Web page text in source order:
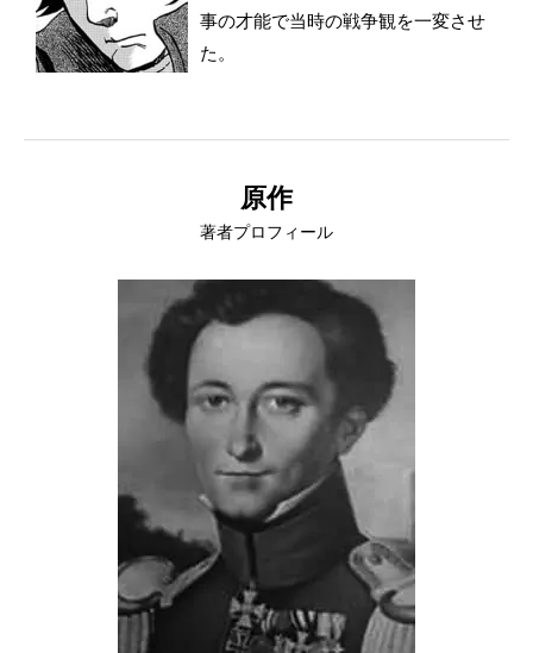
事の才能で当時の戦争観を一変させ
た。
原作
著者プロフィール